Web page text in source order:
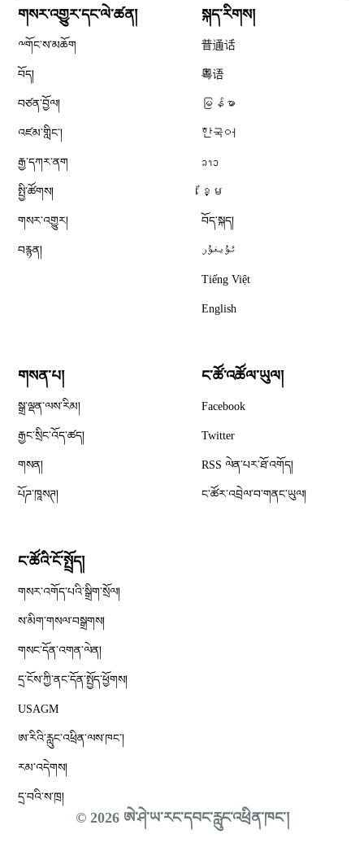
གསར་འགྱུར་དང་ལེ་ཚན།
༸གོང་ས་མཆོག
བོད།
བཙན་བྱོལ།
འཛམ་གླིང༌།
རྒྱ་དཀར་ནག
སྤྱི་ཚོགས།
གསར་འགྱུར།
བརྙན།
སྐད་རིགས།
普通话
粤语
မြန်မာ
한국어
ລາວ
ខ្មែ
བོད་སྐད།
ئۇيغۇر
Tiếng Việt
English
གསན་པ།
སྒྲ་ལྡན་ལས་རིམ།
རྒྱང་སྲིང་འོད་ཚད།
གསན།
པོཌ་ཁཱསཊ།
ང་ཚོ་འཚོལ་ཡུལ།
Facebook
Twitter
RSS ལེན་པར་ཐོ་འགོད།
ང་ཚོར་འབྲེལ་བ་གནང་ཡུལ།
ང་ཚོའི་ངོ་སྤྲོད།
གསར་འགོད་པའི་སྒྲིག་སྲོལ།
ས་མིག་གསལ་བསྒྲགས།
གསང་དོན་འགན་ལེན།
དྲ་ངོས་ཀྱི་ནང་དོན་སྤྱོད་ཕྱོགས།
USAGM
ཨ་རིའི་རླུང་འཕྲིན་ལས་ཁང༌།
རམ་འདེགས།
དྲ་བའི་ས་ཁྲ།
© 2026 ཨེ་ཤེ་ཡ་རང་དབང་རླུང་འཕྲིན་ཁང་།